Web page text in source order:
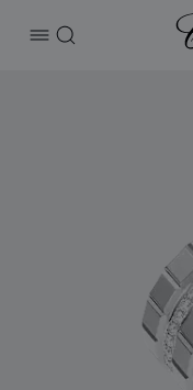
打开菜单
搜索